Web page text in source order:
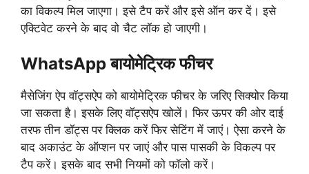
का विकल्प मिल जाएगा। इसे टैप करें और इसे ऑन कर दें। इसे
एक्टिवेट करने के बाद वो चैट लॉक हो जाएगी।
WhatsApp बायोमेट्रिक फीचर
मैसेजिंग ऐप वॉट्सऐप को बायोमेट्रिक फीचर के जरिए सिक्योर किया
जा सकता है। इसके लिए वॉट्सऐप खोलें। फिर ऊपर की ओर दाई
तरफ तीन डॉट्स पर क्लिक करें फिर सेटिंग में जाएं। ऐसा करने के
बाद अकाउंट के ऑप्शन पर जाएं और पास पासकी के विकल्प पर
टैप करें। इसके बाद सभी नियमों को फॉलो करें।